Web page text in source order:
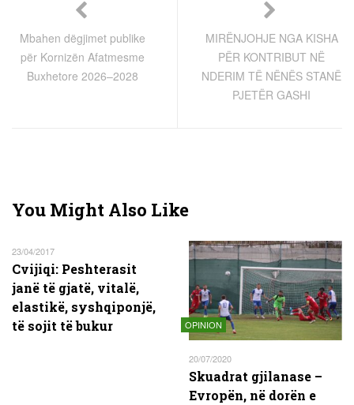
Mbahen dëgjimet publike
për Kornizën Afatmesme
Buxhetore 2026–2028
MIRËNJOHJE NGA KISHA
PËR KONTRIBUT NË
NDERIM TË NËNËS STANË
PJETËR GASHI
You Might Also Like
23/04/2017
Cvijiqi: Peshterasit
janë të gjatë, vitalë,
elastikë, syshqiponjë,
të sojit të bukur
OPINION
20/07/2020
Skuadrat gjilanase –
Evropën, në dorën e